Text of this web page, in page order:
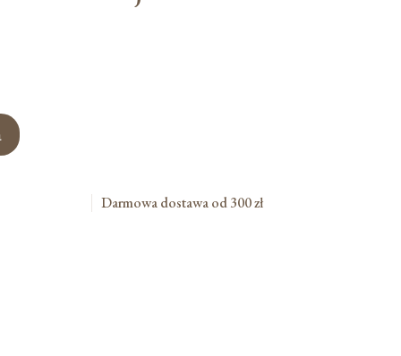
Darmowa dostawa od 300 zł